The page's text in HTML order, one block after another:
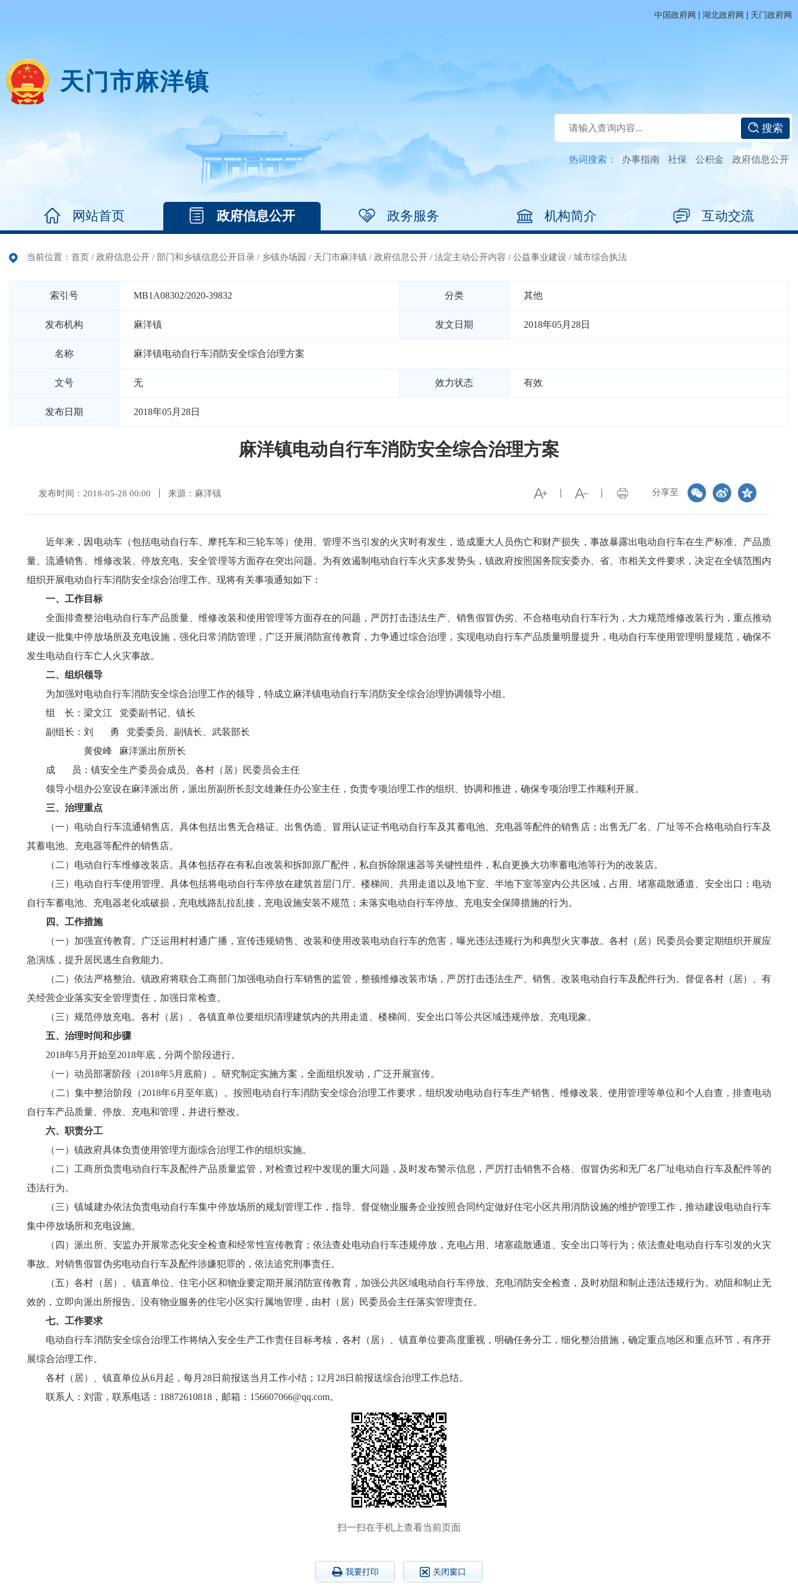
中国政府网 | 湖北政府网 | 天门政府网
天门市麻洋镇
搜索
热词搜索： 办事指南 社保 公积金 政府信息公开
网站首页 政府信息公开 政务服务 机构简介 互动交流
当前位置： 首页 / 政府信息公开 / 部门和乡镇信息公开目录 / 乡镇办场园 / 天门市麻洋镇 / 政府信息公开 / 法定主动公开内容 / 公益事业建设 / 城市综合执法
索引号 MB1A08302/2020-39832 分类 其他
发布机构 麻洋镇 发文日期 2018年05月28日
名称 麻洋镇电动自行车消防安全综合治理方案
文号 无 效力状态 有效
发布日期 2018年05月28日
麻洋镇电动自行车消防安全综合治理方案
分享至
发布时间：2018-05-28 00:00 来源：麻洋镇
近年来，因电动车（包括电动自行车、摩托车和三轮车等）使用、管理不当引发的火灾时有发生，造成重大人员伤亡和财产损失，事故暴露出电动自行车在生产标准、产品质
量、流通销售、维修改装、停放充电、安全管理等方面存在突出问题。为有效遏制电动自行车火灾多发势头，镇政府按照国务院安委办、省、市相关文件要求，决定在全镇范围内
组织开展电动自行车消防安全综合治理工作。现将有关事项通知如下：
一、工作目标
全面排查整治电动自行车产品质量、维修改装和使用管理等方面存在的问题，严厉打击违法生产、销售假冒伪劣、不合格电动自行车行为，大力规范维修改装行为，重点推动
建设一批集中停放场所及充电设施，强化日常消防管理，广泛开展消防宣传教育，力争通过综合治理，实现电动自行车产品质量明显提升，电动自行车使用管理明显规范，确保不
发生电动自行车亡人火灾事故。
二、组织领导
为加强对电动自行车消防安全综合治理工作的领导，特成立麻洋镇电动自行车消防安全综合治理协调领导小组。
组 长：梁文江 党委副书记、镇长
副组长：刘 勇 党委委员、副镇长、武装部长
黄俊峰 麻洋派出所所长
成 员：镇安全生产委员会成员、各村（居）民委员会主任
领导小组办公室设在麻洋派出所，派出所副所长彭文雄兼任办公室主任，负责专项治理工作的组织、协调和推进，确保专项治理工作顺利开展。
三、治理重点
（一）电动自行车流通销售店。具体包括出售无合格证、出售伪造、冒用认证证书电动自行车及其蓄电池、充电器等配件的销售店；出售无厂名、厂址等不合格电动自行车及
其蓄电池、充电器等配件的销售店。
（二）电动自行车维修改装店。具体包括存在有私自改装和拆卸原厂配件，私自拆除限速器等关键性组件，私自更换大功率蓄电池等行为的改装店。
（三）电动自行车使用管理。具体包括将电动自行车停放在建筑首层门厅、楼梯间、共用走道以及地下室、半地下室等室内公共区域，占用、堵塞疏散通道、安全出口；电动
自行车蓄电池、充电器老化或破损，充电线路乱拉乱接，充电设施安装不规范；未落实电动自行车停放、充电安全保障措施的行为。
四、工作措施
（一）加强宣传教育。广泛运用村村通广播，宣传违规销售、改装和使用改装电动自行车的危害，曝光违法违规行为和典型火灾事故。各村（居）民委员会要定期组织开展应
急演练，提升居民逃生自救能力。
（二）依法严格整治。镇政府将联合工商部门加强电动自行车销售的监管，整顿维修改装市场，严厉打击违法生产、销售、改装电动自行车及配件行为。督促各村（居）、有
关经营企业落实安全管理责任，加强日常检查。
（三）规范停放充电。各村（居）、各镇直单位要组织清理建筑内的共用走道、楼梯间、安全出口等公共区域违规停放、充电现象。
五、治理时间和步骤
2018年5月开始至2018年底，分两个阶段进行。
（一）动员部署阶段（2018年5月底前）。研究制定实施方案，全面组织发动，广泛开展宣传。
（二）集中整治阶段（2018年6月至年底）。按照电动自行车消防安全综合治理工作要求，组织发动电动自行车生产销售、维修改装、使用管理等单位和个人自查，排查电动
自行车产品质量、停放、充电和管理，并进行整改。
六、职责分工
（一）镇政府具体负责使用管理方面综合治理工作的组织实施。
（二）工商所负责电动自行车及配件产品质量监管，对检查过程中发现的重大问题，及时发布警示信息，严厉打击销售不合格、假冒伪劣和无厂名厂址电动自行车及配件等的
违法行为。
（三）镇城建办依法负责电动自行车集中停放场所的规划管理工作，指导、督促物业服务企业按照合同约定做好住宅小区共用消防设施的维护管理工作，推动建设电动自行车
集中停放场所和充电设施。
（四）派出所、安监办开展常态化安全检查和经常性宣传教育；依法查处电动自行车违规停放，充电占用、堵塞疏散通道、安全出口等行为；依法查处电动自行车引发的火灾
事故。对销售假冒伪劣电动自行车及配件涉嫌犯罪的，依法追究刑事责任。
（五）各村（居）、镇直单位、住宅小区和物业要定期开展消防宣传教育，加强公共区域电动自行车停放、充电消防安全检查，及时劝阻和制止违法违规行为。劝阻和制止无
效的，立即向派出所报告。没有物业服务的住宅小区实行属地管理，由村（居）民委员会主任落实管理责任。
七、工作要求
电动自行车消防安全综合治理工作将纳入安全生产工作责任目标考核，各村（居）、镇直单位要高度重视，明确任务分工，细化整治措施，确定重点地区和重点环节，有序开
展综合治理工作。
各村（居）、镇直单位从6月起，每月28日前报送当月工作小结；12月28日前报送综合治理工作总结。
联系人：刘雷，联系电话：18872610818，邮箱：156607066@qq.com。
扫一扫在手机上查看当前页面
我要打印 关闭窗口